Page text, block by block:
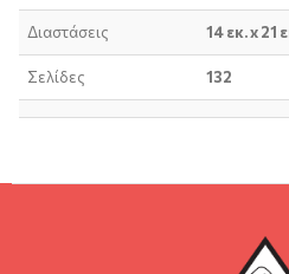
Διαστάσεις 14 εκ. x 21
Σελίδες 132